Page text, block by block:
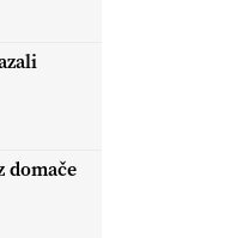
domače